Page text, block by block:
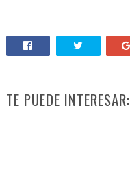
TE PUEDE INTERESAR: